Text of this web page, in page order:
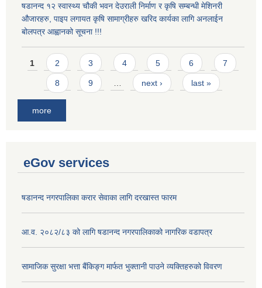
षडानन्द १२ स्वास्थ्य चौकी भवन देउराली निर्माण र कृषि सम्बन्धी मेशिनरी
औजारहरु, पाइप लगायत कृषि सामाग्रीहरु खरिद कार्यका लागि अनलाईन
बोलपत्र आह्वानको सूचना !!!
Pages
1 2 3 4 5 6 7
8 9 … next › last »
more
eGov services
षडानन्द नगरपालिका करार सेवाका लागि दरखास्त फारम
आ.व. २०८२/८३ को लागि षडानन्द नगरपालिकाको नागरिक वडापत्र
सामाजिक सुरक्षा भत्ता बैंकिङ्ग मार्फत भुक्तानी पाउने व्यक्तिहरुको विवरण